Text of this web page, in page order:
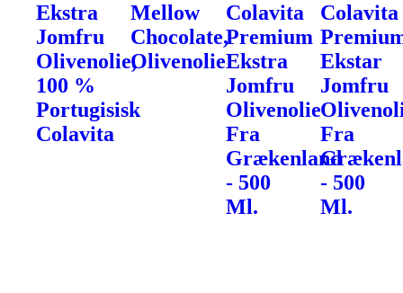
Ekstra
Jomfru
Olivenolie,
100 %
Portugisisk
Colavita
Mellow
Chocolate,
Olivenolie
Colavita
Premium
Ekstra
Jomfru
Olivenolie
Fra
Grækenland
- 500
Ml.
Colavita
Ekstar
Jomfru
Fra
- 500
Ml.